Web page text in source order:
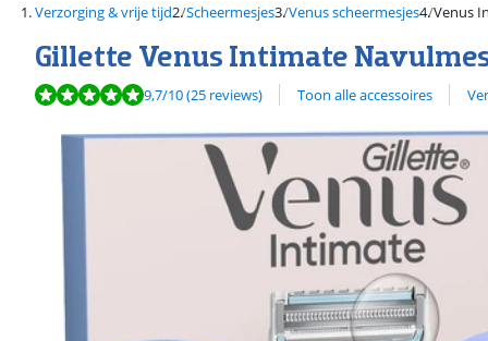
Verzorging & vrije tijd Scheermesjes Venus scheermesjes Venus
Gillette Venus Intimate
Beoordeling is 9,7 van de 10, gebaseerd op 25 reviews.
9,7/10(25 reviews) Toon alle accessoires
Bekijk alle